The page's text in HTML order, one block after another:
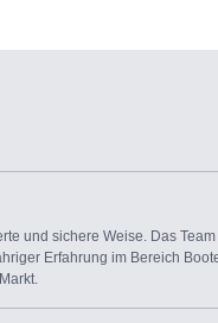
und sichere Weise. Das
Erfahrung im Bereich